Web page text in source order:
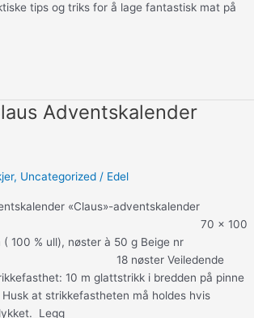
tips og triks for å lage fantastisk mat på
Adventskalender
, Uncategorized / Edel
«Claus»-adventskalender
Størrelse: 70 x 100
( 100 % ull), nøster à 50 g Beige nr
Veiledende
10 m glattstrikk i bredden på pinne
at strikkefastheten må holdes hvis
Legg